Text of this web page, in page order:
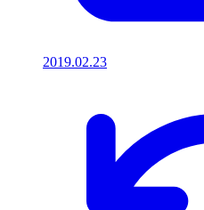
2019.02.23